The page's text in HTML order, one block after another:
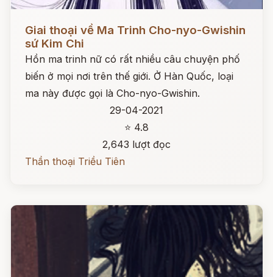
Giai thoại về Ma Trinh Cho-nyo-Gwishin
sứ Kim Chi
Hồn ma trinh nữ có rất nhiều câu chuyện phố
biến ở mọi nơi trên thế giới. Ở Hàn Quốc, loại
ma này được gọi là Cho-nyo-Gwishin.
29-04-2021
⭐ 4.8
2,643 lượt đọc
Thần thoại Triều Tiên